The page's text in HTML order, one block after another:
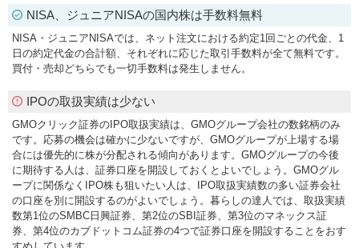
NISA、ジュニアNISAの国内株は手数料無料
NISA・ジュニアNISAでは、ネット注文における約定1回ごとの代金、1
日の約定代金の合計額、それぞれに応じた取引手数料が全て無料です。
買付・売却どちらでも一切手数料は発生しません。
IPOの取扱実績は少ない
GMOクリック証券のIPO取扱実績は、GMOグループ会社の数銘柄のみ
です。応募の機会は確かに少ないですが、GMOグループが上場する場
合には優先的に株が分配される傾向があります。GMOグループの今後
に期待する人は、証券口座を開設しておくとよいでしょう。GMOグル
ープに関係なくIPO株も狙いたい人は、IPO取扱実績数の多い証券会社
の口座を別に開設するのがよいでしょう。暮らしの達人では、取扱実績
数第1位のSMBC日興証券、第2位のSBI証券、第3位のマネックス証
券、第4位のカブドットコム証券の4つで証券口座を開設することをおす